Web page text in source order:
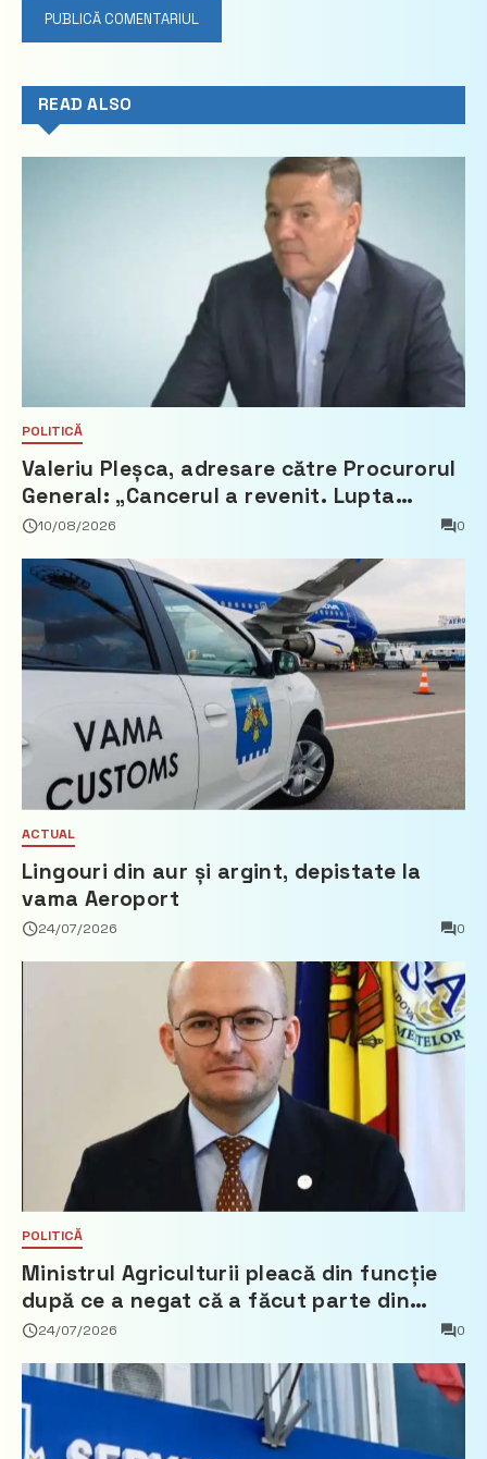
READ ALSO
POLITICĂ
Valeriu Pleșca, adresare către Procurorul
General: „Cancerul a revenit. Lupta
pentru viață a pornit pe două fronturi”
10/08/2026 0
ACTUAL
Lingouri din aur și argint, depistate la
vama Aeroport
24/07/2026 0
POLITICĂ
Ministrul Agriculturii pleacă din funcție
după ce a negat că a făcut parte din
Partidul Democrat
24/07/2026 0